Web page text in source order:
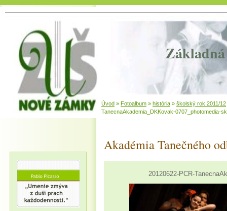
Základná
Úvod » Fotoalbum » história » školský rok 2011/12
TanecnaAkademia_DKKovak-0707_photomedia-sk
Akadémia Tanečného
20120622-PCR-